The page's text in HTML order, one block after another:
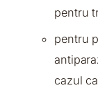
pentru
pentru
cazul